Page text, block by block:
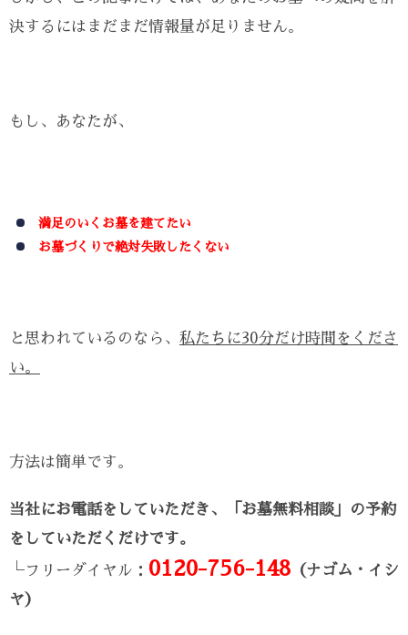
決するにはまだまだ情報量が足りません。
もし、あなたが、
満足のいくお墓を建てたい
お墓づくりで絶対失敗したくない
と思われているのなら、 私たちに30分だけ時間をくださ
い。
方法は簡単です。
当社にお電話をしていただき、「お墓無料相談」の予約
をしていただくだけです。
└フリーダイヤル： 0120-756-148 （ナゴム・イシ
ヤ）